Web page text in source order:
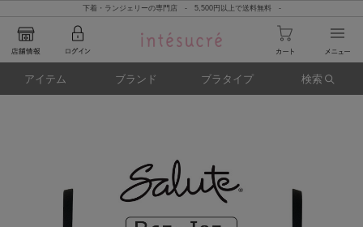
下着・ランジェリーの専門店 - 5,500円以上で送料無料 -
アイテム ブランド ブラタイプ 検索